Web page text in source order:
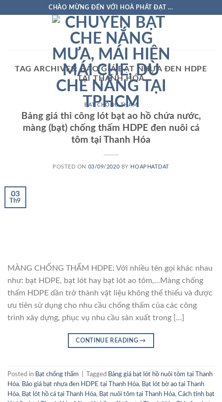
CHÀO MỪNG ĐẾN VỚI HOÀ PHÁT ĐẠT ...
TAG ARCHIVES:BÁO GIÁ BẠT NHỰA ĐEN HDPE
TẠI THANH HÓA
BẠT CHỐNG THẤM
Bảng giá thi công lót bạt ao hồ chứa nước,
màng (bạt) chống thấm HDPE đen nuôi cá
tôm tại Thanh Hóa
POSTED ON 03/09/2020 BY HOAPHATDAT
03
Th9
MÀNG CHỐNG THẤM HDPE: Với nhiều tên gọi khác nhau
như: bạt HDPE, bạt lót hay bạt lót ao tôm,…Màng chống
thấm HDPE dần trở thành vật liệu không thể thiếu và được
ưu tiên sử dụng cho nhu cầu chống thấm của các công
trình xây dựng, phục vụ nhu cầu sản xuất trong […]
CONTINUE READING→
Posted in Bạt chống thấm Tagged Bảng giá bạt lót hồ nuôi tôm tại Thanh
Hóa, Báo giá bạt nhựa đen HDPE tại Thanh Hóa, Bạt lót bờ ao tại Thanh
Hóa, Bạt lót hồ cá tại Thanh Hóa, Bạt nuôi tôm tại Thanh Hóa, Cách tính bạt